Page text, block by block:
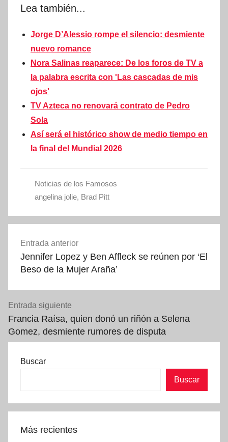
Lea también...
Jorge D’Alessio rompe el silencio: desmiente
nuevo romance
Nora Salinas reaparece: De los foros de TV a
la palabra escrita con 'Las cascadas de mis
ojos'
TV Azteca no renovará contrato de Pedro
Sola
Así será el histórico show de medio tiempo en
la final del Mundial 2026
Noticias de los Famosos
angelina jolie, Brad Pitt
de
entradas
Entrada anterior
Jennifer Lopez y Ben Affleck se reúnen por ‘El
Beso de la Mujer Araña’
Entrada siguiente
Francia Raísa, quien donó un riñón a Selena
Gomez, desmiente rumores de disputa
Buscar
Buscar
Más recientes